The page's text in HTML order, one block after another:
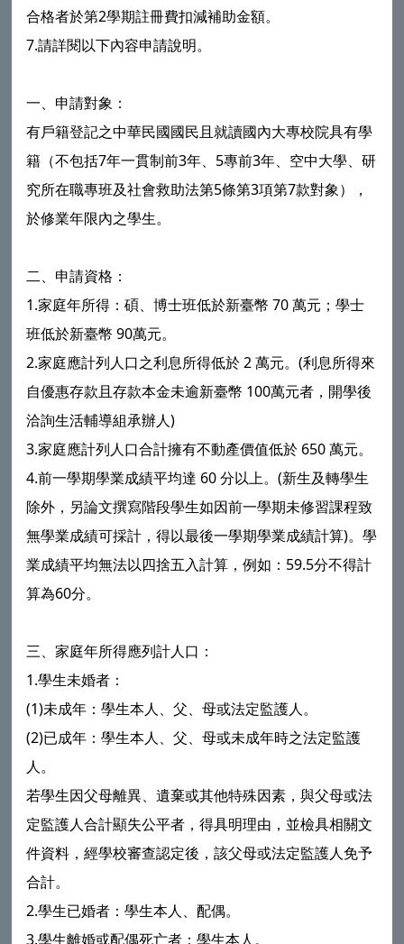
合格者於第2學期註冊費扣減補助金額。
7.請詳閱以下內容申請說明。
一、申請對象：
有戶籍登記之中華民國國民且就讀國內大專校院具有學
籍（不包括7年一貫制前3年、5專前3年、空中大學、研
究所在職專班及社會救助法第5條第3項第7款對象），
於修業年限內之學生。
二、申請資格：
1.家庭年所得：碩、博士班低於新臺幣 70 萬元；學士
班低於新臺幣 90萬元。
2.家庭應計列人口之利息所得低於 2 萬元。(利息所得來
自優惠存款且存款本金未逾新臺幣 100萬元者，開學後
洽詢生活輔導組承辦人)
3.家庭應計列人口合計擁有不動產價值低於 650 萬元。
4.前一學期學業成績平均達 60 分以上。(新生及轉學生
除外，另論文撰寫階段學生如因前一學期未修習課程致
無學業成績可採計，得以最後一學期學業成績計算)。學
業成績平均無法以四捨五入計算，例如：59.5分不得計
算為60分。
三、家庭年所得應列計人口：
1.學生未婚者：
(1)未成年：學生本人、父、母或法定監護人。
(2)已成年：學生本人、父、母或未成年時之法定監護
人。
若學生因父母離異、遺棄或其他特殊因素，與父母或法
定監護人合計顯失公平者，得具明理由，並檢具相關文
件資料，經學校審查認定後，該父母或法定監護人免予
合計。
2.學生已婚者：學生本人、配偶。
3.學生離婚或配偶死亡者：學生本人。